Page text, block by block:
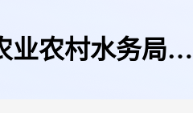
业农村水务局关